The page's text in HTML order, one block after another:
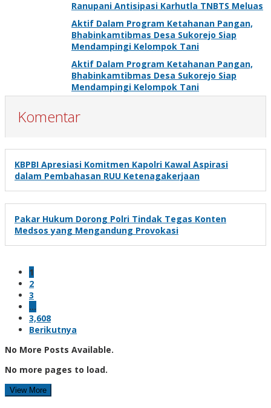
Ranupani Antisipasi Karhutla TNBTS Meluas
Aktif Dalam Program Ketahanan Pangan,
Bhabinkamtibmas Desa Sukorejo Siap
Mendampingi Kelompok Tani
Aktif Dalam Program Ketahanan Pangan,
Bhabinkamtibmas Desa Sukorejo Siap
Mendampingi Kelompok Tani
Komentar
KBPBI Apresiasi Komitmen Kapolri Kawal Aspirasi
dalam Pembahasan RUU Ketenagakerjaan
Pakar Hukum Dorong Polri Tindak Tegas Konten
Medsos yang Mengandung Provokasi
1
2
3
…
3,608
Berikutnya
No More Posts Available.
No more pages to load.
View More